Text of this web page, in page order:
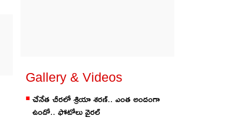
Gallery & Videos
చేనేత చీర‌లో శ్రియా శ‌ర‌ణ్‌.. ఎంత అందంగా
ఉందో.. ఫోటోలు వైర‌ల్